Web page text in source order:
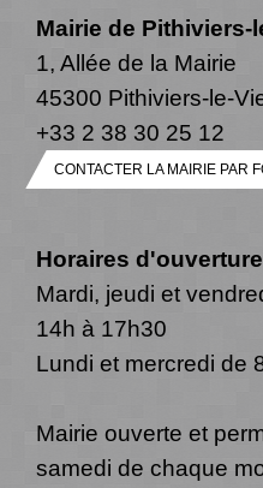
Mairie de Pithiviers-
1, Allée de la Mairie
45300 Pithiviers-le-
+33 2 38 30 25 12
CONTACTER LA MAIRIE PAR
Horaires d'ouverture
Mardi, jeudi et
14h à 17h30
Lundi et mercredi de
Mairie ouverte et
samedi de chaque